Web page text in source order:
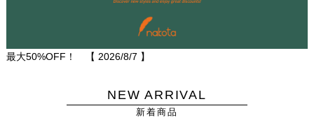
最大50%OFF！ 【 2026/8/7 】
NEW ARRIVAL
新着商品